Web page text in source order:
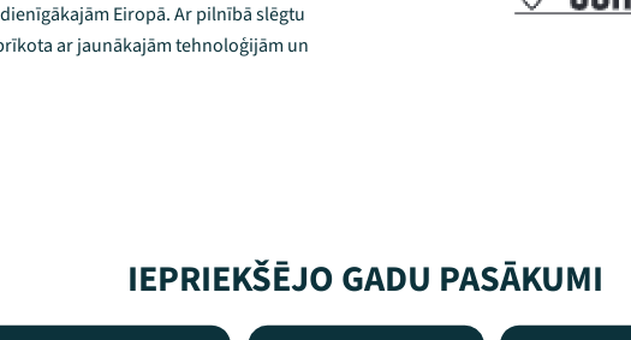
Eiropā. Ar pilnībā slēgtu
ar jaunākajām tehnoloģijām un
IEPRIEKŠĒJO GADU PASĀKUMI